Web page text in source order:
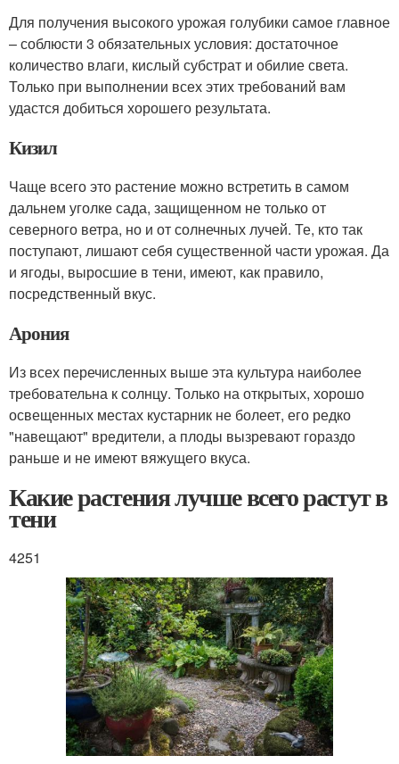
Для получения высокого урожая голубики самое главное
– соблюсти 3 обязательных условия: достаточное
количество влаги, кислый субстрат и обилие света.
Только при выполнении всех этих требований вам
удастся добиться хорошего результата.
Кизил
Чаще всего это растение можно встретить в самом
дальнем уголке сада, защищенном не только от
северного ветра, но и от солнечных лучей. Те, кто так
поступают, лишают себя существенной части урожая. Да
и ягоды, выросшие в тени, имеют, как правило,
посредственный вкус.
Арония
Из всех перечисленных выше эта культура наиболее
требовательна к солнцу. Только на открытых, хорошо
освещенных местах кустарник не болеет, его редко
"навещают" вредители, а плоды вызревают гораздо
раньше и не имеют вяжущего вкуса.
Какие растения лучше всего растут в
тени
4251